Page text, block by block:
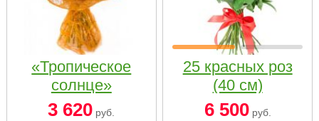
«Тропическое
солнце»
3 620 руб.
25 красных роз
(40 см)
6 500руб.